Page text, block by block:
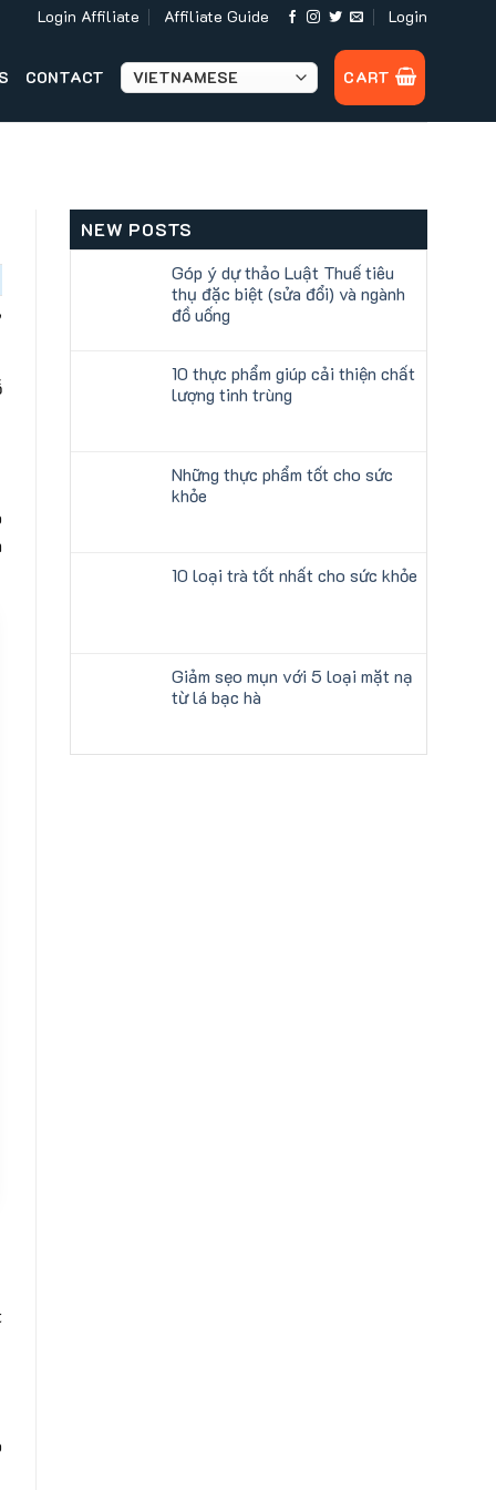
Login Affiliate Affiliate Guide Login
CONTACT CART
NEW POSTS
Góp ý dự thảo Luật Thuế tiêu
thụ đặc biệt (sửa đổi) và ngành
đồ uống
10 thực phẩm giúp cải thiện chất
lượng tinh trùng
Những thực phẩm tốt cho sức
khỏe
10 loại trà tốt nhất cho sức khỏe
Giảm sẹo mụn với 5 loại mặt nạ
từ lá bạc hà